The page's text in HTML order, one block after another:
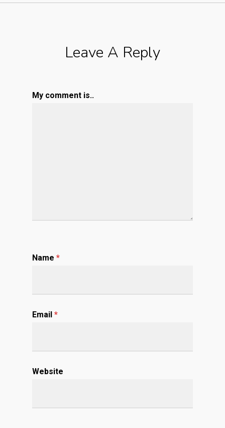
Leave A Reply
My comment is..
Name *
Email *
Website